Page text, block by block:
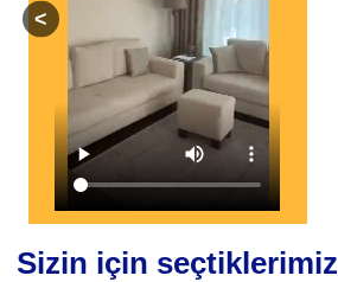
Sizin için seçtiklerimiz